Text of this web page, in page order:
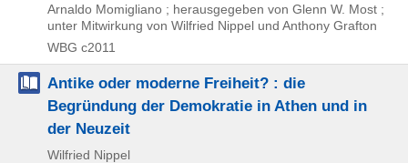
Arnaldo Momigliano ; herausgegeben von Glenn W. Most ;
unter Mitwirkung von Wilfried Nippel und Anthony Grafton
WBG c2011
Antike oder moderne Freiheit? : die
Begründung der Demokratie in Athen und in
der Neuzeit
Wilfried Nippel